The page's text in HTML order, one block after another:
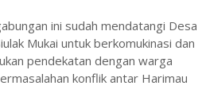
ini sudah mendatangi Desa
Mukai untuk berkomukinasi dan
pendekatan dengan warga
konflik antar Harimau